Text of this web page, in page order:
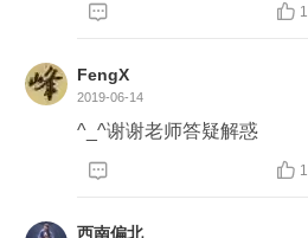
安全性？强类型和弱类型这
但是一直不理解它们的含义
  1
FengX
2019-06-14
^_^谢谢老师答疑解惑
  1
西南偏北